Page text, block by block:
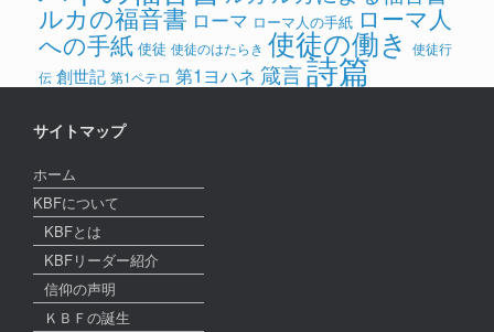
ルカの福音書 ローマ ローマ人の手紙 ローマ人
への手紙 使徒 使徒のはたらき 使徒の働き 使徒行
伝 創世記 第1ペテロ 第1ヨハネ 箴言詩篇
サイトマップ
ホーム
KBFについて
KBFとは
KBFリーダー紹介
信仰の声明
ＫＢＦの誕生